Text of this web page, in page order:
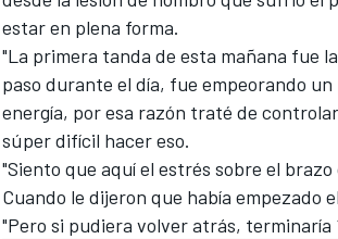
estar en plena forma.
"La primera tanda de esta mañana fue
paso durante el día, fue empeorando
energía, por esa razón traté de
súper difícil hacer eso.
"Siento que aquí el estrés sobre el
Cuando le dijeron que había empezado
"Pero si pudiera volver atrás, terminaría